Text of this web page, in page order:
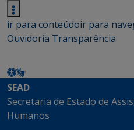
ir para conteúdoir para
Ouvidoria Transparência
SEAD
Secretaria de Estado de
Humanos